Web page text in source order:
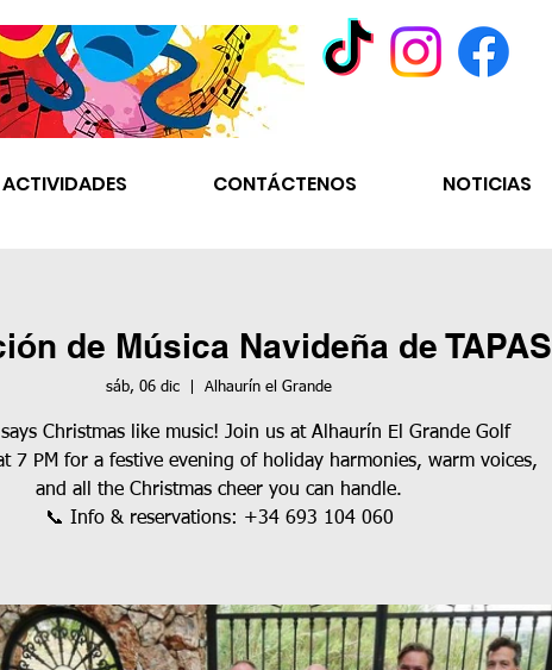
ACTIVIDADES CONTÁCTENOS NOTICIAS
de Música Navideña de TAPAS
sáb, 06 dic Alhaurín el Grande
Christmas like music! Join us at Alhaurín El Grande Golf
7 PM for a festive evening of holiday harmonies, warm voices,
and all the Christmas cheer you can handle.
📞 Info & reservations: +34 693 104 060